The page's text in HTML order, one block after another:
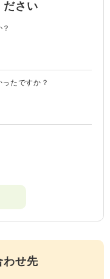
ださい
たですか？
わせ先